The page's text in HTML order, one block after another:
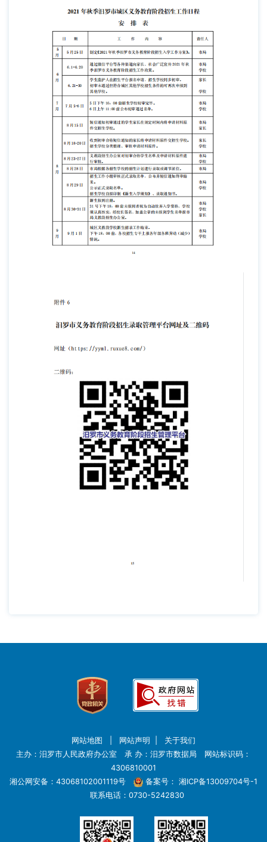
网站地图 网站声明
关于我们
主办：汨罗市人民政府办公室 承 办：汨罗市数据局 网站标识码：
4306810001
湘公网安备：43068102001119号
备案号： 湘ICP备13009704号-1
联系电话：0730-5242830